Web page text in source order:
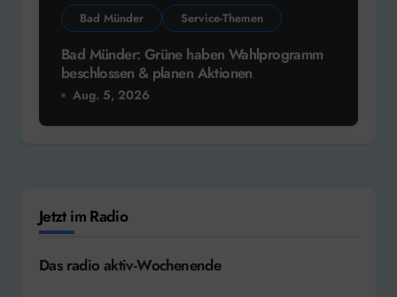
Bad Münder Service-Themen
Bad Münder: Grüne haben Wahlprogramm
beschlossen & planen Aktionen
Aug. 5, 2026
Jetzt im Radio
Das radio aktiv-Wochenende